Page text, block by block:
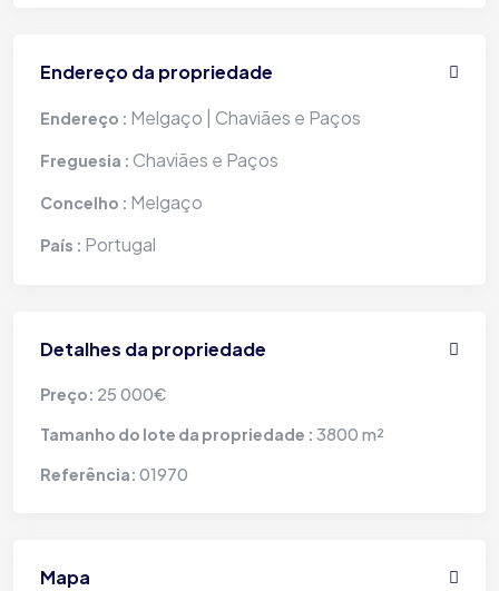
Endereço da propriedade
Endereço : Melgaço | Chaviães e Paços
Freguesia : Chaviães e Paços
Concelho : Melgaço
País : Portugal
Detalhes da propriedade
Preço: 25 000€
Tamanho do lote da propriedade : 3800 m²
Referência: 01970
Mapa